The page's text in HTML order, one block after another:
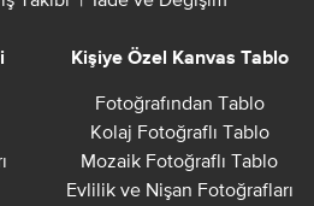
Kişiye Özel Kanvas Tablo
Fotoğrafından Tablo
Kolaj Fotoğraflı Tablo
Mozaik Fotoğraflı Tablo
Evlilik ve Nişan Fotoğrafları